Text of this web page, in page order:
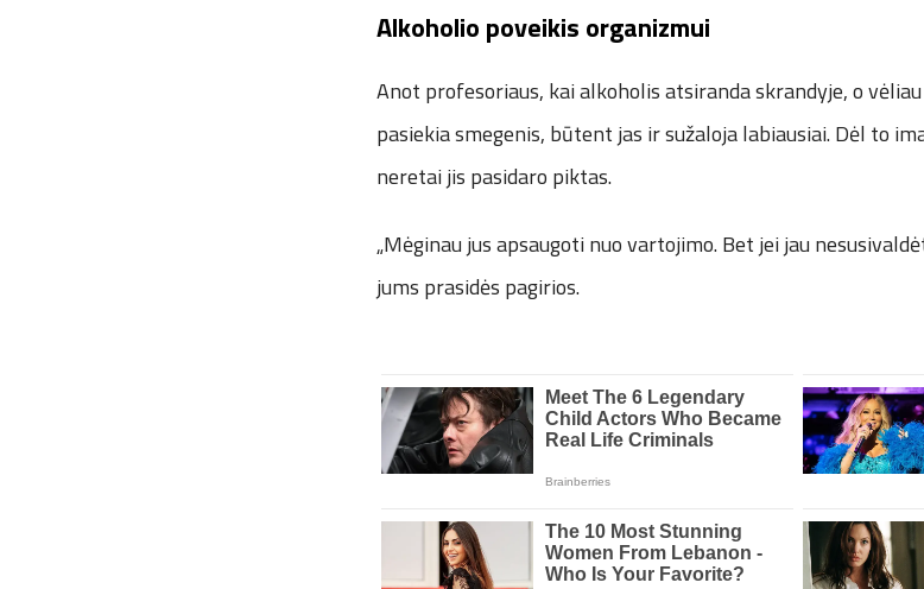
Alkoholio poveikis organizmui
Anot profesoriaus, kai alkoholis atsiranda skrandyje, o
pasiekia smegenis, būtent jas ir sužaloja labiausiai. Dėl to
neretai jis pasidaro piktas.
„Mėginau jus apsaugoti nuo vartojimo. Bet jei jau
jums prasidės pagirios.